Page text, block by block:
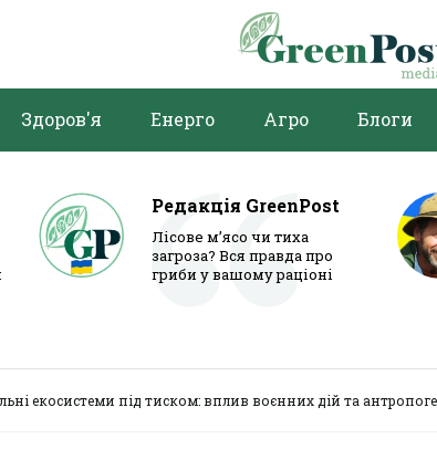
Здоров'я Енерго Агро Блоги
Редакція GreenPost
Лісове м’ясо чи тиха
загроза? Вся правда про
гриби у вашому раціоні
екосистеми під тиском: вплив воєнних дій та